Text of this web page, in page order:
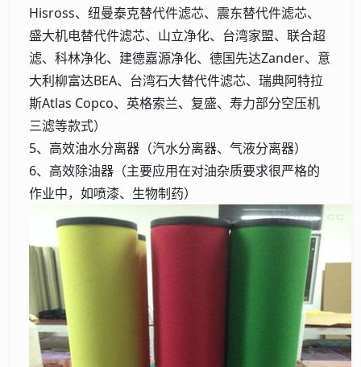
Hisross、纽曼泰克替代件滤芯、震东替代件滤芯、
盛大机电替代件滤芯、山立净化、台湾家盟、联合超
滤、科林净化、建德嘉源净化、德国先达Zander、意
大利柳富达BEA、台湾石大替代件滤芯、瑞典阿特拉
斯Atlas Copco、英格索兰、复盛、寿力部分空压机
三滤等款式）
5、高效油水分离器（汽水分离器、气液分离器）
6、高效除油器（主要应用在对油杂质要求很严格的
作业中，如喷漆、生物制药）